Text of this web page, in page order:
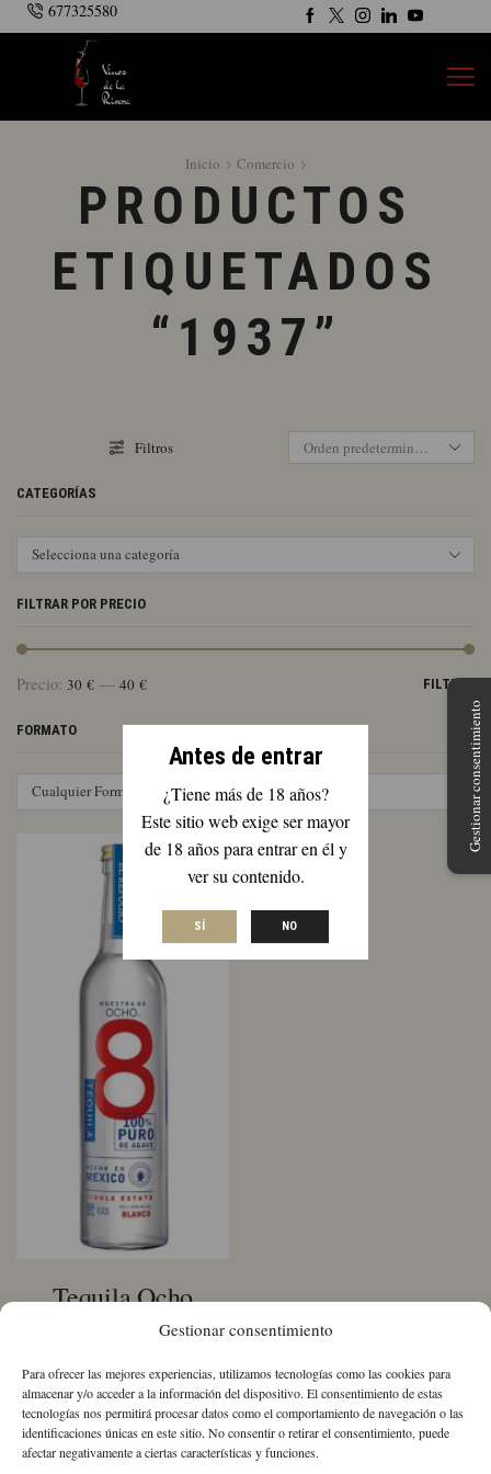
Gestionar consentimiento
Para ofrecer las mejores experiencias, utilizamos tecnologías como las cookies para
almacenar y/o acceder a la información del dispositivo. El consentimiento de estas
tecnologías nos permitirá procesar datos como el comportamiento de navegación o las
identificaciones únicas en este sitio. No consentir o retirar el consentimiento, puede
afectar negativamente a ciertas características y funciones.
Antes de entrar
¿Tiene más de 18 años?
Este sitio web exige ser mayor
de 18 años para entrar en él y
ver su contenido.
SÍ NO
677325580
Inicio Comercio
PRODUCTOS
ETIQUETADOS
“1937”
Filtros
CATEGORÍAS
Selecciona una categoría
FILTRAR POR PRECIO
FILTRAR
Precio: 30 € — 40 €
FORMATO
Cualquier Formato
Tequila Ocho
Blanco
38,71 € IVA Incluido
Tequila
Ocho
Gestionar consentimiento